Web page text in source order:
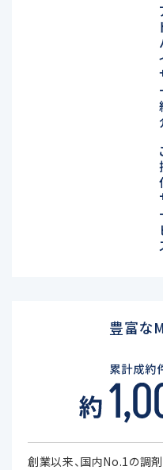
豊富な
創業以来、国内No.1の調